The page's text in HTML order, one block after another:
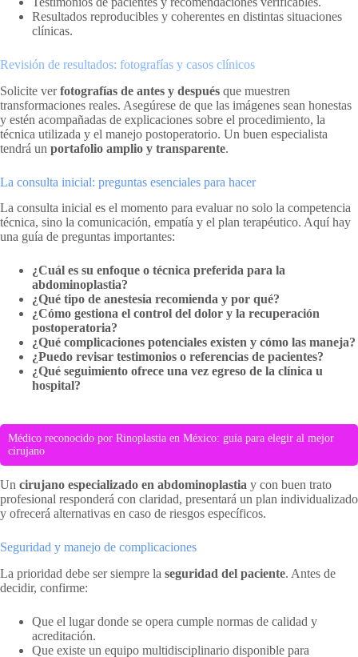
Resultados reproducibles y coherentes en distintas situaciones
clínicas.
Revisión de resultados: fotografías y casos clínicos
Solicite verfotografías de antes y después que muestren
transformaciones reales. Asegúrese de que las imágenes sean honestas
y estén acompañadas de explicaciones sobre el procedimiento, la
técnica utilizada y el manejo postoperatorio. Un buen especialista
tendrá un portafolio amplio y transparente.
La consulta inicial: preguntas esenciales para hacer
La consulta inicial es el momento para evaluar no solo la competencia
técnica, sino la comunicación, empatía y el plan terapéutico. Aquí hay
una guía de preguntas importantes:
¿Cuál es su enfoque o técnica preferida para la
abdominoplastia?
¿Qué tipo de anestesia recomienda y por qué?
¿Cómo gestiona el control del dolor y la recuperación
postoperatoria?
¿Qué complicaciones potenciales existen y cómo las maneja?
¿Puedo revisar testimonios o referencias de pacientes?
¿Qué seguimiento ofrece una vez egreso de la clínica u
hospital?
Médico reconocido por Rinoplastia en México: guía para elegir al mejor
cirujano
Un cirujano especializado en abdominoplastia y con buen trato
profesional responderá con claridad, presentará un plan individualizado
y ofrecerá alternativas en caso de riesgos específicos.
Seguridad y manejo de complicaciones
La prioridad debe ser siempre la seguridad del paciente. Antes de
decidir, confirme:
Que el lugar donde se opera cumple normas de calidad y
acreditación.
Que existe un equipo multidisciplinario disponible para